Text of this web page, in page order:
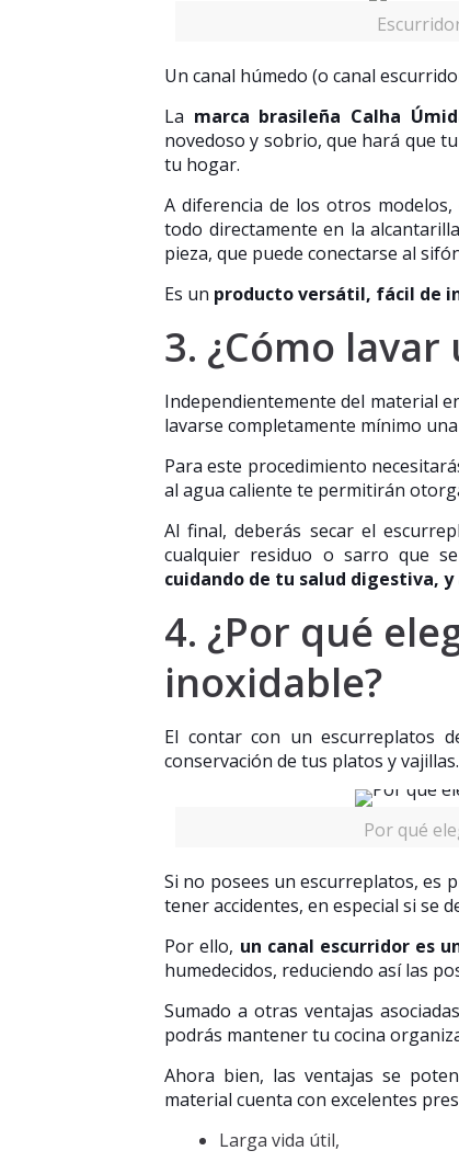
Un canal húmedo (o canal
La marca brasileña Calha
novedoso y sobrio, que hará que
tu hogar.
A diferencia de los otros modelos,
todo directamente en la
pieza, que puede conectarse al
Es un producto versátil, fácil de
3. ¿Cómo
Independientemente del material
lavarse completamente mínimo una
Para este procedimiento
al agua caliente te permitirán
Al final, deberás secar el
cualquier residuo o sarro que
cuidando de tu salud digestiva,
4. ¿Por qué
inoxidable?
El contar con un escurreplatos
conservación de tus platos y vajillas.
Por qué
Si no posees un escurreplatos, es
tener accidentes, en especial si se
Por ello, un canal escurridor es
humedecidos, reduciendo así las
Sumado a otras ventajas
podrás mantener tu cocina
Ahora bien, las ventajas se
material cuenta con excelentes
Larga vida útil,